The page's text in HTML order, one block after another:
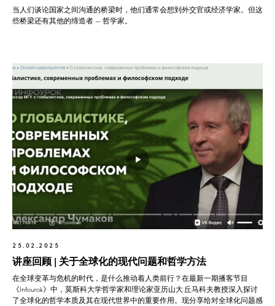
当人们谈论国家之间沟通的桥梁时，他们通常会想到外交官或经济学家。但这
些桥梁还有其他的缔造者 — 哲学家。
25.02.2025
讲座回顾 | 关于全球化的现代问题和哲学方法
在全球变革与危机的时代，是什么推动着人类前行？在最新一期播客节目
《Infourok》中，莫斯科大学哲学家和理论家亚历山大·丘马科夫教授深入探讨
了全球化的哲学本质及其在现代世界中的重要作用。现分享给对全球化问题感